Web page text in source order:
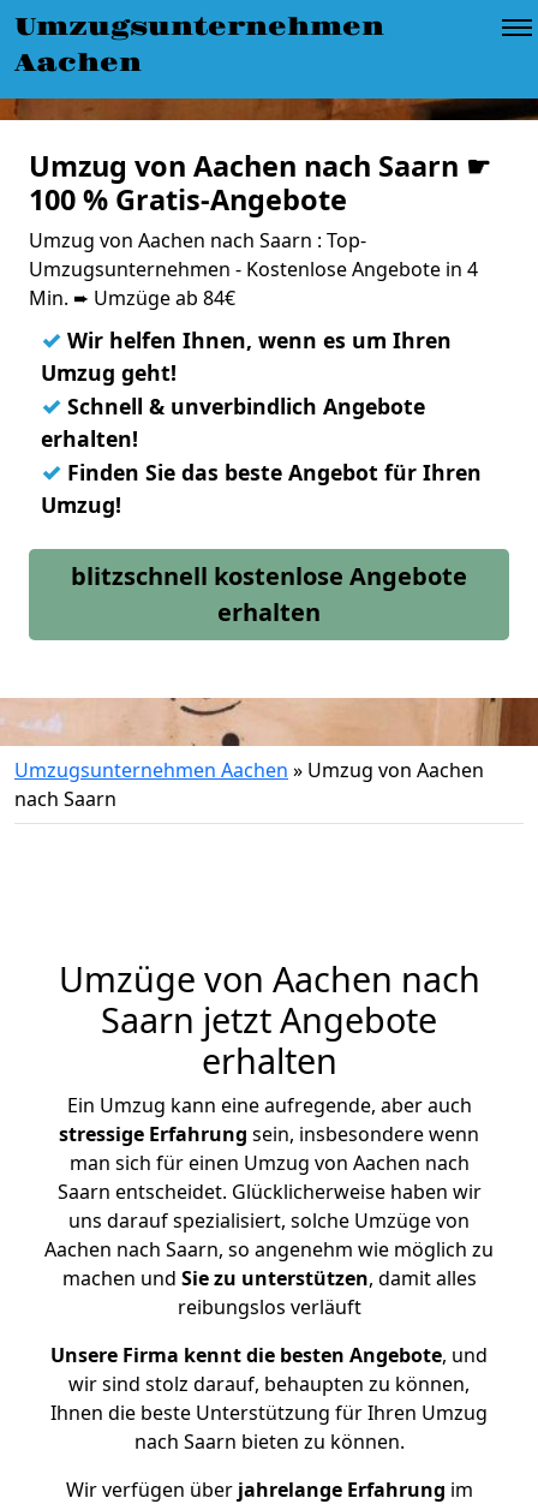
Umzugsunternehmen
Aachen
Umzug von Aachen nach Saarn ☛
100 % Gratis-Angebote
Umzug von Aachen nach Saarn : Top-
Umzugsunternehmen - Kostenlose Angebote in 4
Min. ➨ Umzüge ab 84€
✓ Wir helfen Ihnen, wenn es um Ihren
Umzug geht!
✓ Schnell & unverbindlich Angebote
erhalten!
✓ Finden Sie das beste Angebot für Ihren
Umzug!
blitzschnell kostenlose Angebote
erhalten
Umzugsunternehmen Aachen » Umzug von Aachen
nach Saarn
Umzüge von Aachen nach
Saarn jetzt Angebote
erhalten
Ein Umzug kann eine aufregende, aber auch
stressige Erfahrung sein, insbesondere wenn
man sich für einen Umzug von Aachen nach
Saarn entscheidet. Glücklicherweise haben wir
uns darauf spezialisiert, solche Umzüge von
Aachen nach Saarn, so angenehm wie möglich zu
machen und Sie zu unterstützen, damit alles
reibungslos verläuft
Unsere Firma kennt die besten Angebote, und
wir sind stolz darauf, behaupten zu können,
Ihnen die beste Unterstützung für Ihren Umzug
nach Saarn bieten zu können.
Wir verfügen überjahrelange Erfahrung im